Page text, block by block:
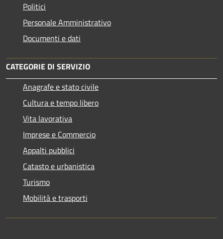
Politici
Personale Amministrativo
Documenti e dati
CATEGORIE DI SERVIZIO
Anagrafe e stato civile
Cultura e tempo libero
Vita lavorativa
Imprese e Commercio
Appalti pubblici
Catasto e urbanistica
Turismo
Mobilità e trasporti